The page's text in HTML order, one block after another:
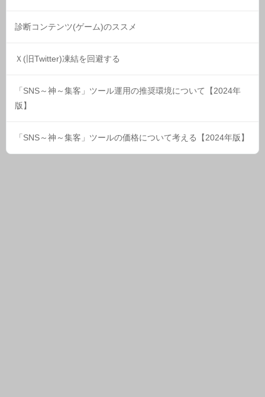
診断コンテンツ(ゲーム)のススメ
Ｘ(旧Twitter)凍結を回避する
「SNS～神～集客」ツール運用の推奨環境について【2024年
版】
「SNS～神～集客」ツールの価格について考える【2024年版】